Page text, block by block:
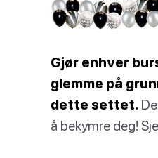
Gjør enhver
glemme på
dette settet.
å bekymre deg!